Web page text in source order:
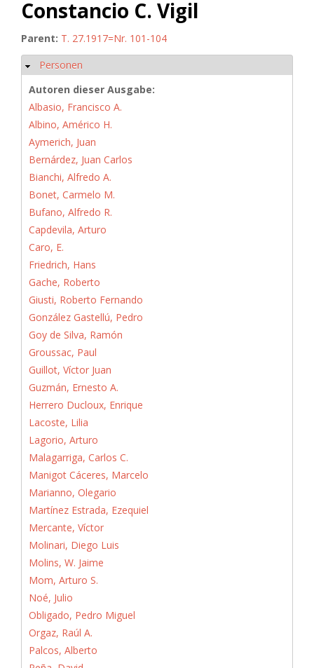
Constancio C. Vigil
Parent: T. 27.1917=Nr. 101-104
Hide
Personen
Autoren dieser Ausgabe:
Albasio, Francisco A.
Albino, Américo H.
Aymerich, Juan
Bernárdez, Juan Carlos
Bianchi, Alfredo A.
Bonet, Carmelo M.
Bufano, Alfredo R.
Capdevila, Arturo
Caro, E.
Friedrich, Hans
Gache, Roberto
Giusti, Roberto Fernando
González Gastellú, Pedro
Goy de Silva, Ramón
Groussac, Paul
Guillot, Víctor Juan
Guzmán, Ernesto A.
Herrero Ducloux, Enrique
Lacoste, Lilia
Lagorio, Arturo
Malagarriga, Carlos C.
Manigot Cáceres, Marcelo
Marianno, Olegario
Martínez Estrada, Ezequiel
Mercante, Víctor
Molinari, Diego Luis
Molins, W. Jaime
Mom, Arturo S.
Noé, Julio
Obligado, Pedro Miguel
Orgaz, Raúl A.
Palcos, Alberto